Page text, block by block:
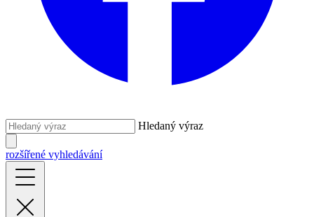
Hledaný výraz
rozšířené vyhledávání